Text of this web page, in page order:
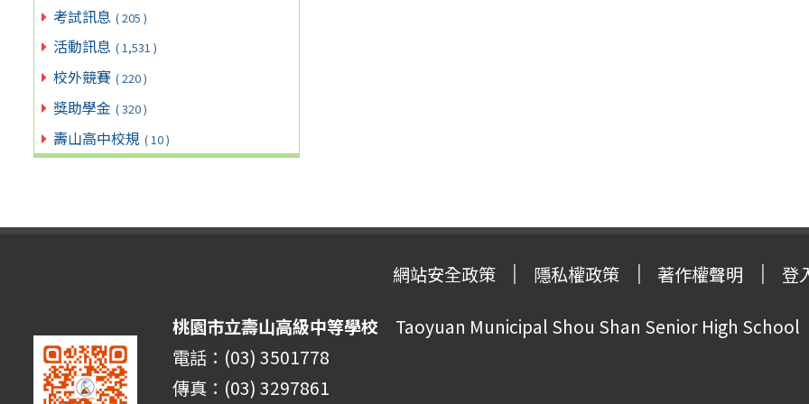
考試訊息 ( 205 )
活動訊息 ( 1,531 )
校外競賽 ( 220 )
獎助學金 ( 320 )
壽山高中校規 ( 10 )
網站安全政策 隱私權政策 著作權聲明 登
桃園市立壽山高級中等學校 Taoyuan Municipal Shou Shan Senior High School
電話：(03) 3501778
傳真：(03) 3297861